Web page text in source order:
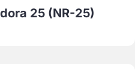
25 (NR-25)